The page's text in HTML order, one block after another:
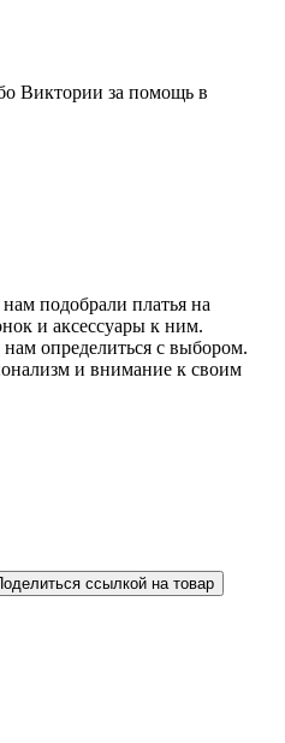
Виктории за помощь в
подобрали платья на
и аксессуары к ним.
определиться с выбором.
и внимание к своим
ссылкой на товар